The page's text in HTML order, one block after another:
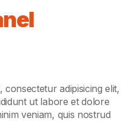
adipisicing elit,
ut labore et dolore
veniam, quis nostrud